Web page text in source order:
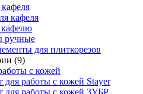
кафеля
кафелю
ручные
для плиткорезов
(9)
с кожей
для работы с кожей Stayer
для работы с кожей ЗУБР